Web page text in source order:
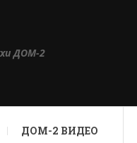
ДОМ-2
ДОМ-2 ВИДЕО